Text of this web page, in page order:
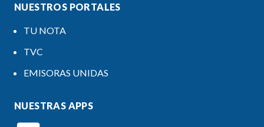
NUESTROS PORTALES
TU NOTA
TVC
EMISORAS UNIDAS
NUESTRAS APPS